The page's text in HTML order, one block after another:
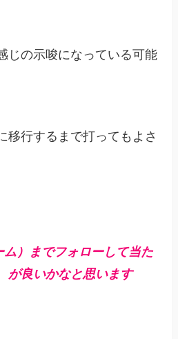
じの示唆になっている可能
移行するまで打ってもよさ
）までフォローして当た
が良いかなと思います